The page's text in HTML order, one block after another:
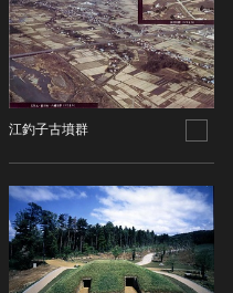
江釣子古墳群